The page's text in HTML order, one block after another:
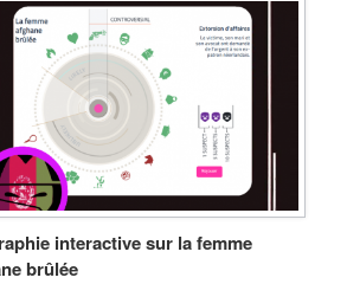
interactive sur la femme
brûlée